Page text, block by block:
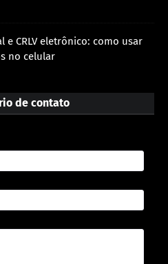
e CRLV eletrônico: como usar
no celular
de contato